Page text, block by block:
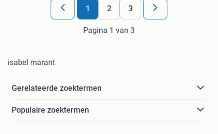
1 2 3
Pagina 1 van 3
isabel marant
Gerelateerde zoektermen
Populaire zoektermen